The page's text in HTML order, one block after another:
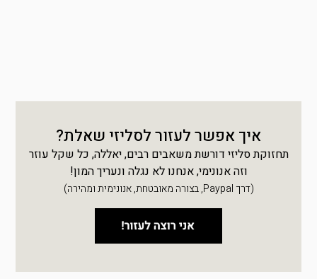
איך אפשר לעזור לסליזי שאלת?
תחזוקת סליזי דורשת משאבים רבים, יאללה, כל שקל עוזר
וזה אנונימי, אנחנו לא נגלה ונעריך המון!
(דרך Paypal, בצורה מאובטחת, אנונימית ומהירה)